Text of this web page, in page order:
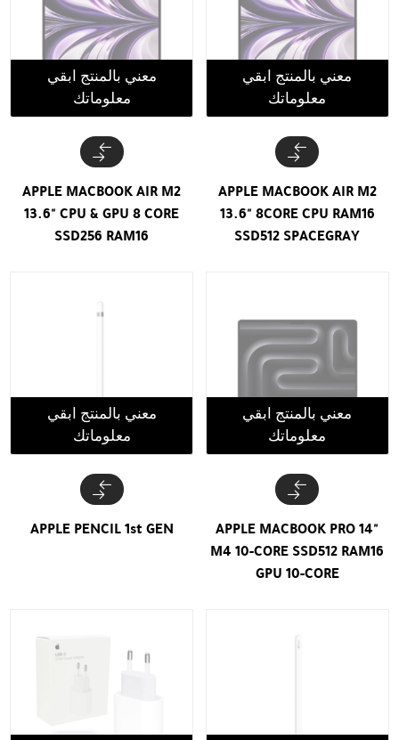
معني بالمنتج ابقي
معلوماتك
APPLE MACBOOK AIR M2
13.6" 8CORE CPU RAM16
SSD512 SPACEGRAY
معني بالمنتج ابقي
معلوماتك
APPLE MACBOOK AIR M2
13.6" CPU & GPU 8 CORE
SSD256 RAM16
معني بالمنتج ابقي
معلوماتك
APPLE MACBOOK PRO 14"
M4 10-CORE SSD512 RAM16
GPU 10-CORE
معني بالمنتج ابقي
معلوماتك
APPLE PENCIL 1st GEN